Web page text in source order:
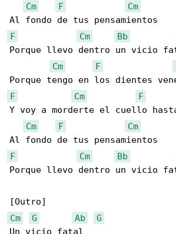
Cm
F
Cm
F
Cm Bb
Porque llevo dentro un vicio
Cm
F
F
Cm F
Y voy a morderte el cuello
Cm
F
Cm
F
Cm Bb
Porque llevo dentro un vicio
Cm
G Ab
G